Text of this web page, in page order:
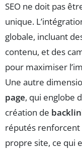
SEO ne doit pas
unique.
globale, incluant
contenu, et des
pour maximiser
Une autre
page, qui englobe
création de
réputés renforcent
propre site, ce qui